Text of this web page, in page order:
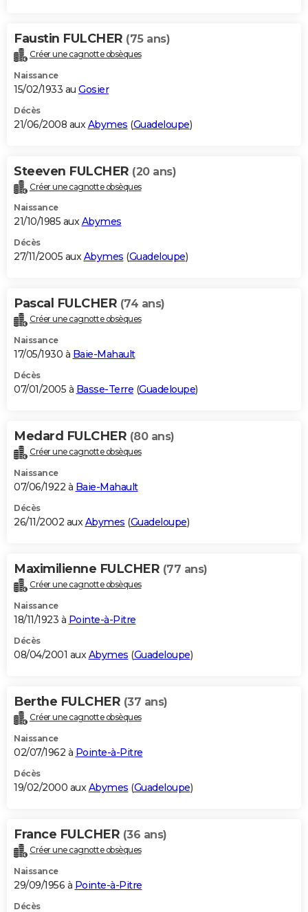
Faustin FULCHER (75 ans)
Créer une cagnotte obsèques
Naissance
15/02/1933 au Gosier
Décès
21/06/2008 aux Abymes (Guadeloupe)
Steeven FULCHER (20 ans)
Créer une cagnotte obsèques
Naissance
21/10/1985 auxAbymes
Décès
27/11/2005 auxAbymes (Guadeloupe)
Pascal FULCHER (74 ans)
Créer une cagnotte obsèques
Naissance
17/05/1930 à Baie-Mahault
Décès
07/01/2005 à Basse-Terre (Guadeloupe)
Medard FULCHER (80 ans)
Créer une cagnotte obsèques
Naissance
07/06/1922 à Baie-Mahault
Décès
26/11/2002 auxAbymes (Guadeloupe)
Maximilienne FULCHER (77 ans)
Créer une cagnotte obsèques
Naissance
18/11/1923 à Pointe-à-Pitre
Décès
08/04/2001 auxAbymes (Guadeloupe)
Berthe FULCHER (37 ans)
Créer une cagnotte obsèques
Naissance
02/07/1962 à Pointe-à-Pitre
Décès
19/02/2000 auxAbymes (Guadeloupe)
France FULCHER (36 ans)
Créer une cagnotte obsèques
Naissance
29/09/1956 à Pointe-à-Pitre
Décès